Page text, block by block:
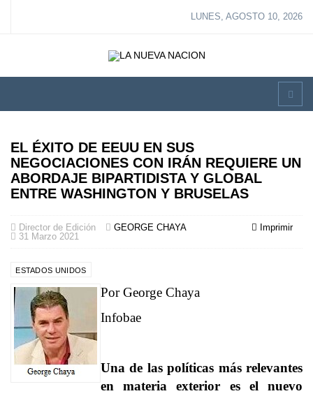
LUNES, AGOSTO 10, 2026
EL ÉXITO DE EEUU EN SUS
NEGOCIACIONES CON IRÁN REQUIERE UN
ABORDAJE BIPARTIDISTA Y GLOBAL
ENTRE WASHINGTON Y BRUSELAS
Imprimir
Director de Edición
GEORGE CHAYA
31 Marzo 2021
ESTADOS UNIDOS
Por George Chaya
Infobae
Una de las políticas más relevantes
en materia exterior es el nuevo